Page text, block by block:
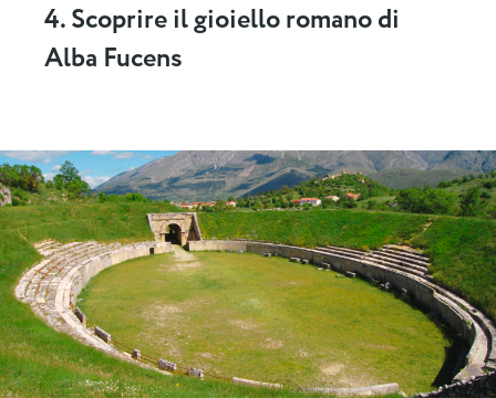
4. Scoprire il gioiello romano di
Alba Fucens